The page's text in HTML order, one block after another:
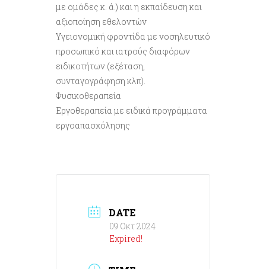
με ομάδες κ. ά.) και η εκπαίδευση και
αξιοποίηση εθελοντών
Υγειονομική φροντίδα με νοσηλευτικό
προσωπικό και ιατρούς διαφόρων
ειδικοτήτων (εξέταση,
συνταγογράφηση κλπ).
Φυσικοθεραπεία
Εργοθεραπεία με ειδικά προγράμματα
εργοαπασχόλησης
DATE
09 Οκτ 2024
Expired!